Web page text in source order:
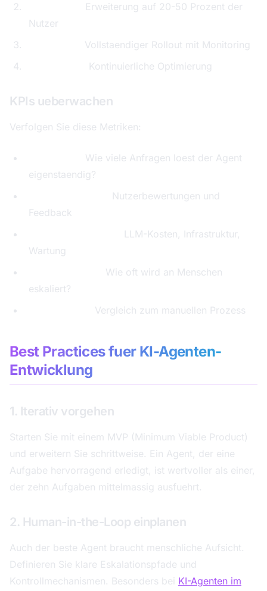
Erweiterung auf 20-50 Prozent der
Nutzer
Vollstaendiger Rollout mit Monitoring
Kontinuierliche Optimierung
KPIs ueberwachen
Verfolgen Sie diese Metriken:
Wie viele Anfragen loest der Agent
eigenstaendig?
Nutzerbewertungen und
Feedback
LLM-Kosten, Infrastruktur,
Wartung
Wie oft wird an Menschen
eskaliert?
Vergleich zum manuellen Prozess
Best Practices fuer KI-Agenten-
Entwicklung
1. Iterativ vorgehen
Starten Sie mit einem MVP (Minimum Viable Product)
und erweitern Sie schrittweise. Ein Agent, der eine
Aufgabe hervorragend erledigt, ist wertvoller als einer,
der zehn Aufgaben mittelmassig ausfuehrt.
2. Human-in-the-Loop einplanen
Auch der beste Agent braucht menschliche Aufsicht.
Definieren Sie klare Eskalationspfade und
Kontrollmechanismen. Besonders bei KI-Agenten im